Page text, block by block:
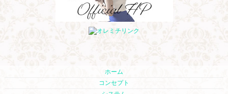
ホーム
コンセプト